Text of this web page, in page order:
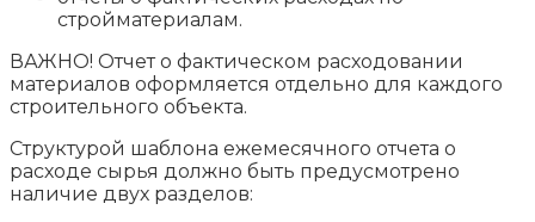
стройматериалам.
ВАЖНО! Отчет о фактическом расходовании
материалов оформляется отдельно для каждого
строительного объекта.
Структурой шаблона ежемесячного отчета о
расходе сырья должно быть предусмотрено
наличие двух разделов: